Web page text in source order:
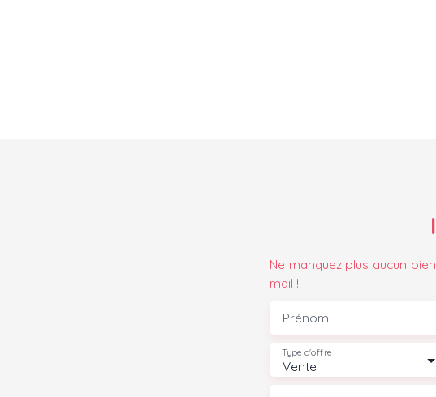
Ne manquez plus aucun
mail !
Prénom
Vente
Type d'offre